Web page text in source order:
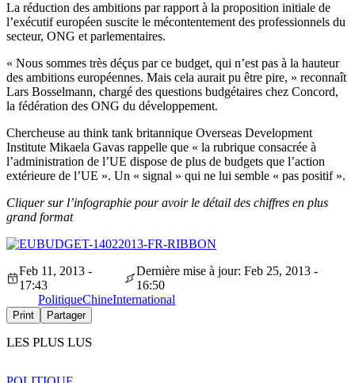
La réduction des ambitions par rapport à la proposition initiale de
l’exécutif européen suscite le mécontentement des professionnels du
secteur, ONG et parlementaires.
« Nous sommes très déçus par ce budget, qui n’est pas à la hauteur
des ambitions européennes. Mais cela aurait pu être pire, » reconnaît
Lars Bosselmann, chargé des questions budgétaires chez Concord,
la fédération des ONG du développement.
Chercheuse au think tank britannique Overseas Development
Institute Mikaela Gavas rappelle que « la rubrique consacrée à
l’administration de l’UE dispose de plus de budgets que l’action
extérieure de l’UE ». Un « signal » qui ne lui semble « pas positif ».
Cliquer sur l’infographie pour avoir le détail des chiffres en plus
grand format
Feb 11, 2013 -
17:43
Dernière mise à jour: Feb 25, 2013 -
16:50
PolitiqueChineInternational
Print Partager
LES PLUS LUS